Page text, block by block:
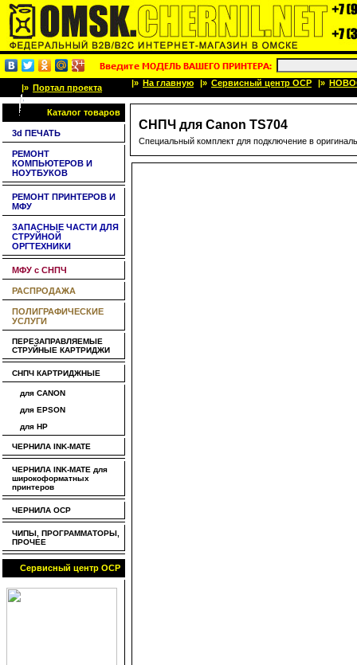
|» Портал проекта |» На главную |» Сервисный центр OCP |»
Каталог товаров
3d ПЕЧАТЬ
РЕМОНТ
КОМПЬЮТЕРОВ И
НОУТБУКОВ
РЕМОНТ ПРИНТЕРОВ И
МФУ
ЗАПАСНЫЕ ЧАСТИ ДЛЯ
СТРУЙНОЙ
ОРГТЕХНИКИ
МФУ с СНПЧ
РАСПРОДАЖА
ПОЛИГРАФИЧЕСКИЕ
УСЛУГИ
ПЕРЕЗАПРАВЛЯЕМЫЕ
СТРУЙНЫЕ КАРТРИДЖИ
СНПЧ КАРТРИДЖНЫЕ
для CANON
для EPSON
для HP
ЧЕРНИЛА INK-MATE
ЧЕРНИЛА INK-MATE для
широкоформатных
принтеров
ЧЕРНИЛА OCP
ЧИПЫ, ПРОГРАММАТОРЫ,
ПРОЧЕЕ
Сервисный центр OCP
СНПЧ для Canon TS704
Специальный комплект для подключение в